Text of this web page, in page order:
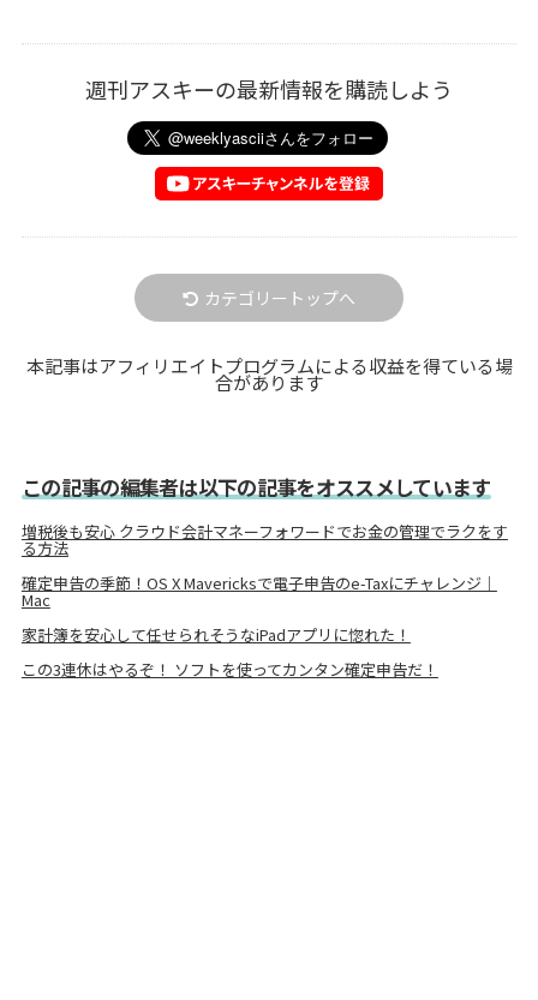
週刊アスキーの最新情報を購読しよう
カテゴリートップへ
本記事はアフィリエイトプログラムによる収益を得ている場
合があります
この記事の編集者は以下の記事をオススメしています
増税後も安心 クラウド会計マネーフォワードでお金の管理でラクをす
る方法
確定申告の季節！OS X Mavericksで電子申告のe-Taxにチャレンジ｜
Mac
家計簿を安心して任せられそうなiPadアプリに惚れた！
この3連休はやるぞ！ ソフトを使ってカンタン確定申告だ！